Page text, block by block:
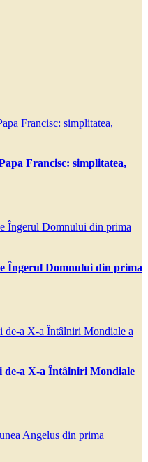
Francisc: simplitatea,
Îngerul Domnului din prima
de-a X-a Întâlniri Mondiale